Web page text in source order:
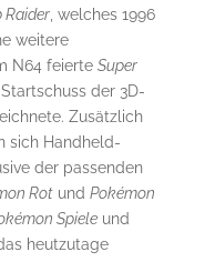
Raider, welches 1996
weitere
N64 feierte Super
der 3D-
Zusätzlich
sich Handheld-
der passenden
Rotund Pokémon
Spieleund
heutzutage